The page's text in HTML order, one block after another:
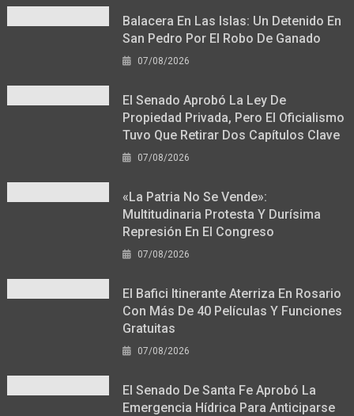
Balacera En Las Islas: Un Detenido En
San Pedro Por El Robo De Ganado
07/08/2026
El Senado Aprobó La Ley De
Propiedad Privada, Pero El Oficialismo
Tuvo Que Retirar Dos Capítulos Clave
07/08/2026
«La Patria No Se Vende»:
Multitudinaria Protesta Y Durísima
Represión En El Congreso
07/08/2026
El Bafici Itinerante Aterriza En Rosario
Con Más De 40 Películas Y Funciones
Gratuitas
07/08/2026
El Senado De Santa Fe Aprobó La
Emergencia Hídrica Para Anticiparse